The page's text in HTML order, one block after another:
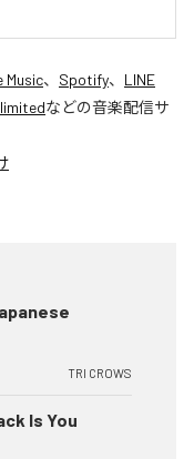
Music、 Spotify、 LINE
などの音楽配信サ
TRI CROWS
Is You